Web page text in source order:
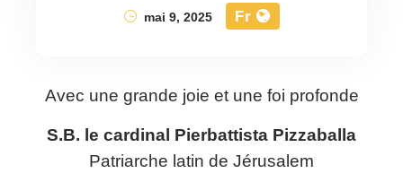
mai 9, 2025
Fr
Avec une grande joie et une foi profonde
S.B. le cardinal Pierbattista Pizzaballa
Patriarche latin de Jérusalem